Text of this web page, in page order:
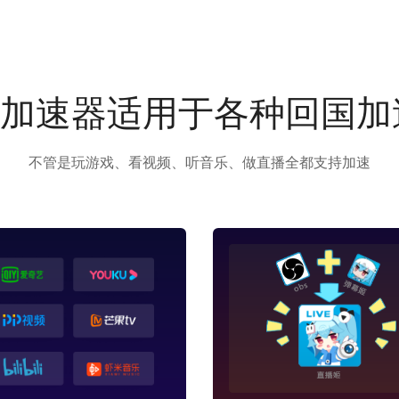
速器适用于各种回国
不管是玩游戏、看视频、听音乐、做直播全都支持加速